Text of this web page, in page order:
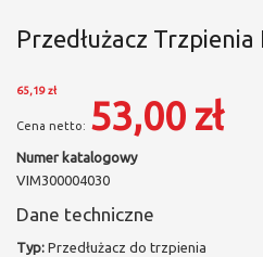
Przedłużacz
65,19 zł
53,00 zł
Numer katalogowy
VIM300004030
Dane techniczne
Typ: Przedłużacz do trzpienia